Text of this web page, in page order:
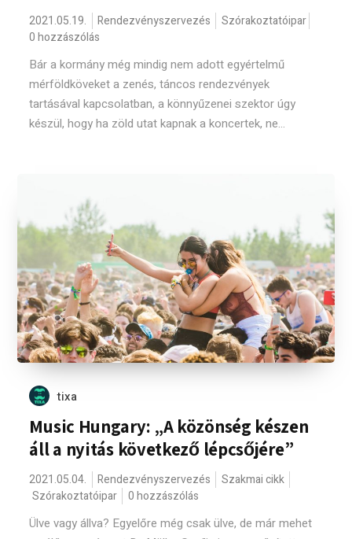
2021.05.19. Rendezvényszervezés
Szórakoztatóipar
0 hozzászólás
Bár a kormány még mindig nem adott egyértelmű
mérföldköveket a zenés, táncos rendezvények
tartásával kapcsolatban, a könnyűzenei szektor úgy
készül, hogy ha zöld utat kapnak a koncertek, ne...
tixa
Music Hungary: „A közönség készen
áll a nyitás következő lépcsőjére”
2021.05.04. Rendezvényszervezés
Szakmai cikk
Szórakoztatóipar
0 hozzászólás
Ülve vagy állva? Egyelőre még csak ülve, de már mehet